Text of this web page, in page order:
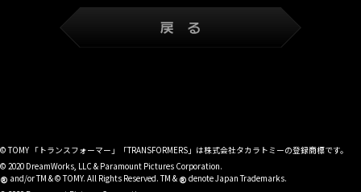
© TOMY 「トランスフォーマー」「TRANSFORMERS」は株式会社タカラトミーの登録商標です。
© 2020 DreamWorks, LLC & Paramount Pictures Corporation.
® and/or TM & © TOMY. All Rights Reserved. TM & ® denote Japan Trademarks.